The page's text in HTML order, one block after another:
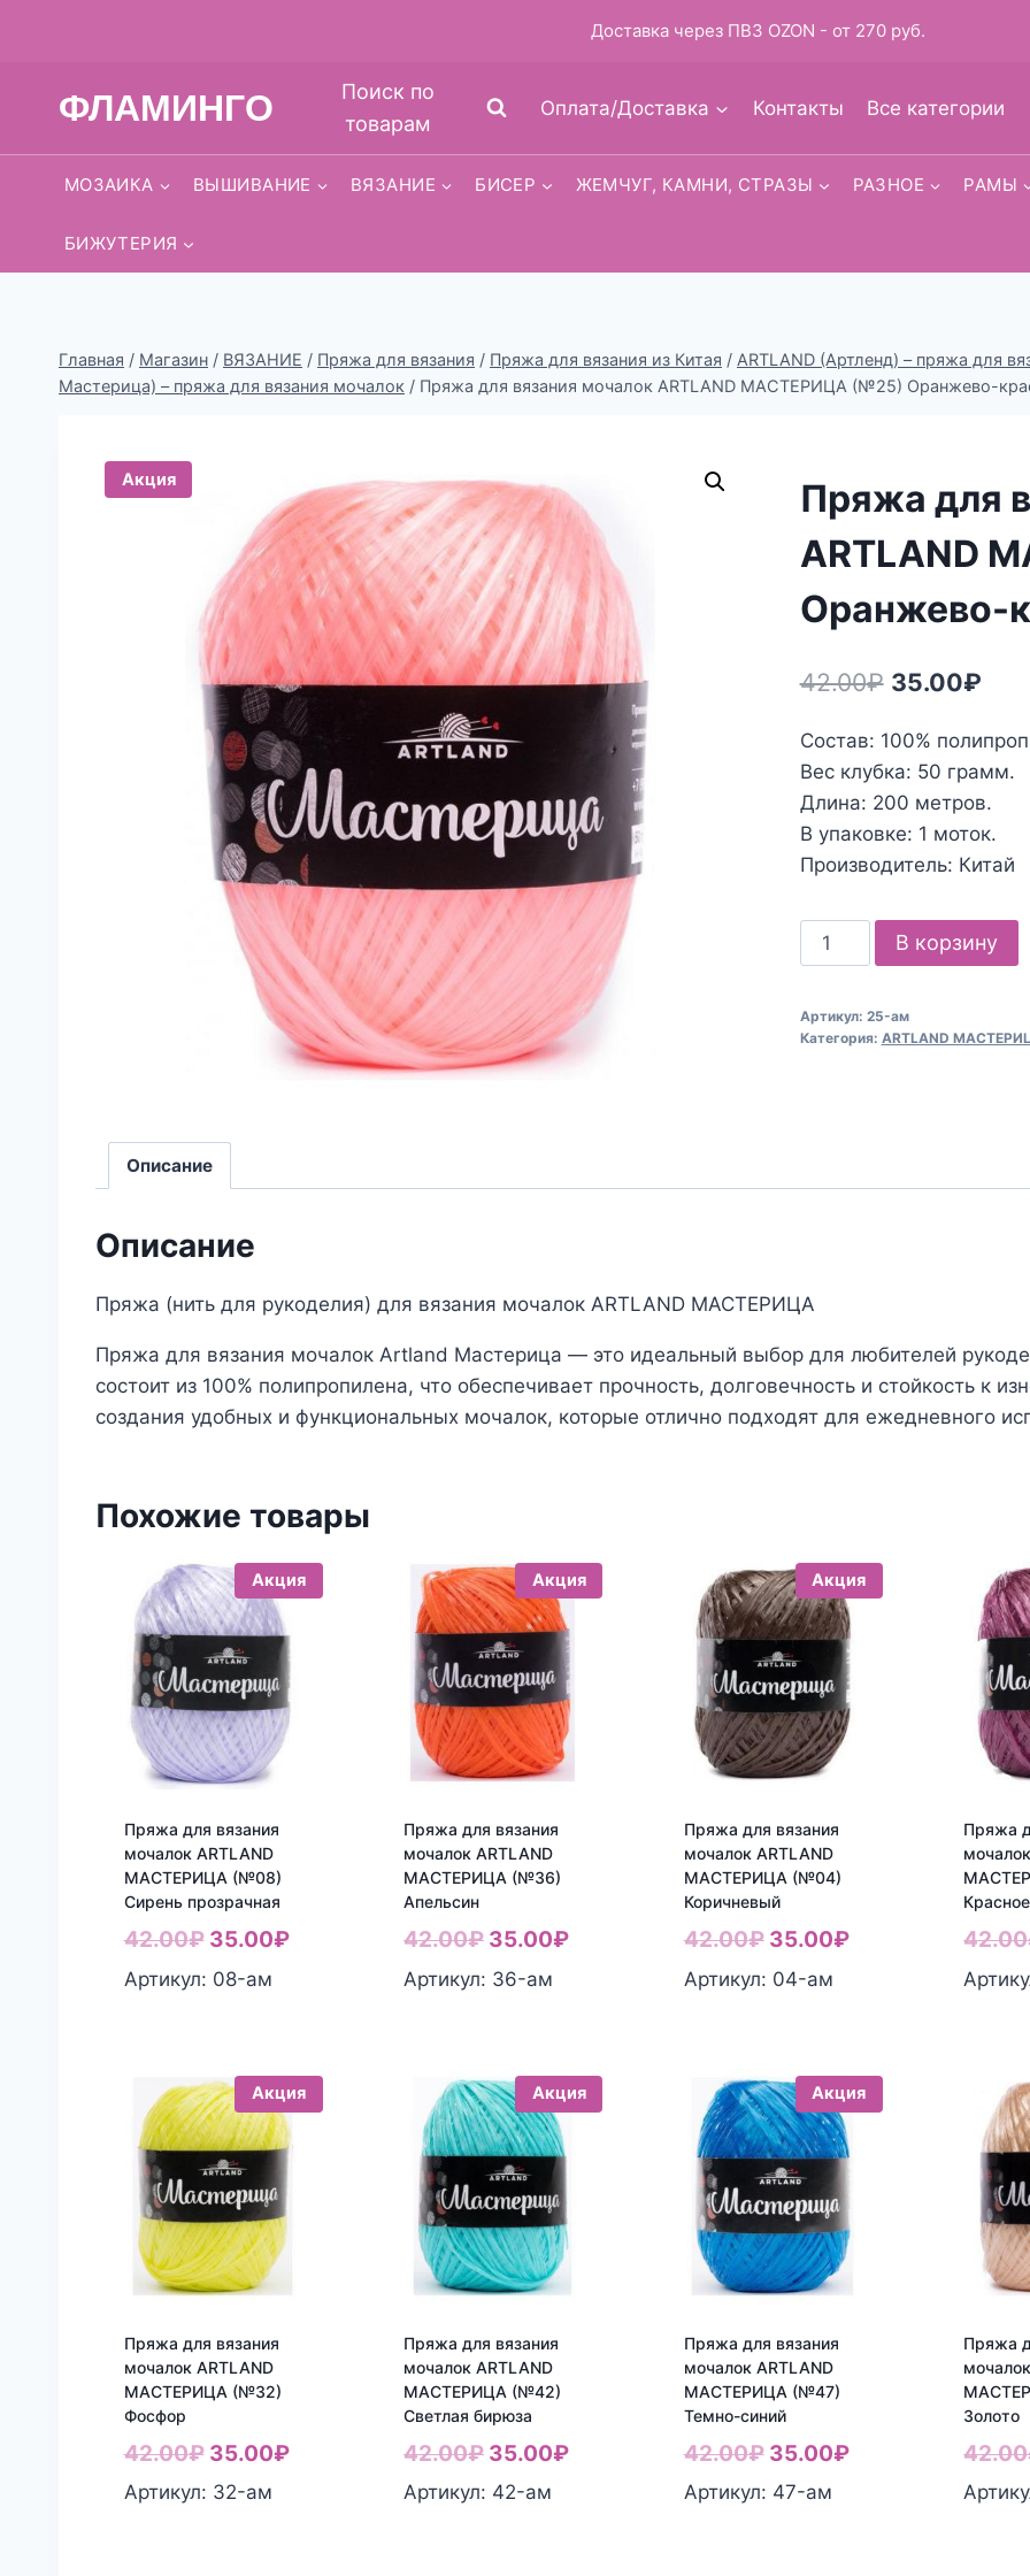
ФЛАМИНГО
Поиск по
товарам
Оплата/Доставка Контакты Все категории
МОЗАИКА ВЫШИВАНИЕ ВЯЗАНИЕ БИСЕР ЖЕМЧУГ, КАМНИ, СТРАЗЫ РАЗНОЕ РАМЫ
БИЖУТЕРИЯ
Главная / Магазин / ВЯЗАНИЕ / Пряжа для вязания / Пряжа для вязания из Китая / ARTLAND (Артленд) – пряжа для
Мастерица) – пряжа для вязания мочалок / Пряжа для вязания мочалок ARTLAND МАСТЕРИЦА (№25) Оранжево-
Акция
Пряжа для
ARTLAND
Оранжево-
42.00₽
составляла
42.00₽.
35.00₽
Состав: 100%
Вес клубка: 50 грамм.
Длина: 200 метров.
В упаковке: 1 моток.
Производитель: Китай
Количество
товара
для
В корзину
Артикул: 25-aм
Категория: ARTLAND
Описание
Описание
Пряжа (нить для рукоделия) для вязания мочалок ARTLAND МАСТЕРИЦА
Пряжа для вязания мочалок Artland Мастерица — это идеальный выбор для любителей
состоит из 100% полипропилена, что обеспечивает прочность, долговечность и стойкость к
создания удобных и функциональных мочалок, которые отлично подходят для ежедневного
Похожие товары
Акция
Пряжа для вязания
мочалок ARTLAND
МАСТЕРИЦА (№08)
Сирень прозрачная
42.00₽ Первоначальная
цена
35.00₽Текущая
Артикул: 08-aм
Акция
Пряжа для вязания
мочалок ARTLAND
МАСТЕРИЦА (№36)
Апельсин
42.00₽ Первоначальная
цена
35.00₽Текущая
Артикул: 36-aм
Акция
Пряжа для вязания
мочалок ARTLAND
МАСТЕРИЦА (№04)
Коричневый
42.00₽ Первоначальная
цена
35.00₽Текущая
Артикул: 04-aм
Пряжа
42.00
Акция
Пряжа для вязания
мочалок ARTLAND
МАСТЕРИЦА (№32)
Фосфор
42.00₽ Первоначальная
цена
35.00₽Текущая
Артикул: 32-aм
Акция
Пряжа для вязания
мочалок ARTLAND
МАСТЕРИЦА (№42)
Светлая бирюза
42.00₽ Первоначальная
цена
35.00₽Текущая
Артикул: 42-aм
Акция
Пряжа для вязания
мочалок ARTLAND
МАСТЕРИЦА (№47)
Темно-синий
42.00₽ Первоначальная
цена
35.00₽Текущая
Артикул: 47-aм
Пряжа
Золото
42.00
Доставка через ПВЗ OZON - от 270 руб.